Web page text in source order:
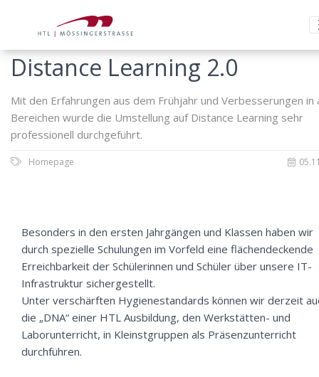
Distance Learning 2.0
Mit den Erfahrungen aus dem Frühjahr und Verbesserungen in
Bereichen wurde die Umstellung auf Distance Learning sehr
professionell durchgeführt.
Homepage
Besonders in den ersten Jahrgängen und Klassen haben wir
durch spezielle Schulungen im Vorfeld eine flächendeckende
Erreichbarkeit der Schülerinnen und Schüler über unsere IT-
Infrastruktur sichergestellt.
Unter verschärften Hygienestandards können wir derzeit
die „DNA“ einer HTL Ausbildung, den Werkstätten- und
Laborunterricht, in Kleinstgruppen als Präsenzunterricht
durchführen.